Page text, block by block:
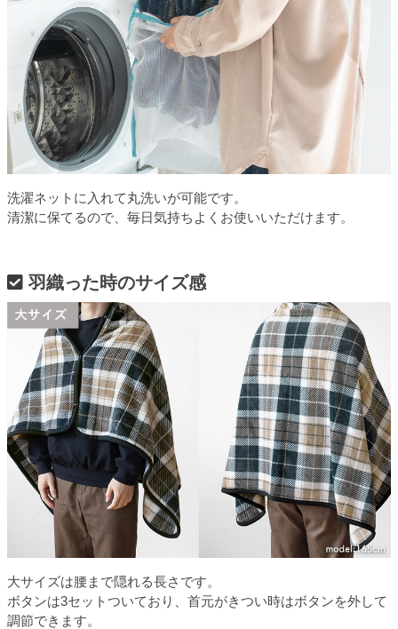
洗濯ネットに入れて丸洗いが可能です。
清潔に保てるので、毎日気持ちよくお使いいただけます。
羽織った時のサイズ感
大サイズは腰まで隠れる長さです。
ボタンは3セットついており、首元がきつい時はボタンを外して
調節できます。